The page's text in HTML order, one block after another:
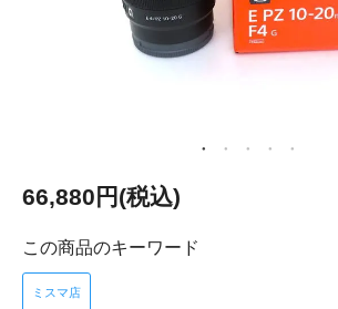
66,880円(税込)
この商品のキーワード
ミスマ店